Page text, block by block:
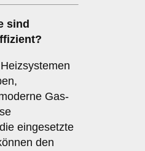
sind
Gas-
eingesetzte
den